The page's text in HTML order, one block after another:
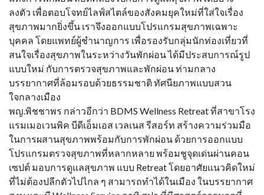
ลงตัว เพื่อตอบโจทย์ไลฟ์สไตล์ของสังคมยุคใหม่ที่ใส่ใจเรื่อง
สุขภาพมากยิ่งขึ้น เราจึงออกแบบโปรแกรมสุขภาพเฉพาะ
บุคคล โดยแพทย์ผู้ชำนาญการ เพื่อรองรับกลุ่มนักท่องเที่ยวที่
สนใจเรื่องสุขภาพในระหว่างวันพักผ่อน ได้มีประสบการณ์รูป
แบบใหม่ กับการตรวจสุขภาพและพักผ่อน ท่ามกลาง
บรรยากาศที่ล้อมรอบด้วยธรรมชาติ ทัศนียภาพแบบสวน
ใจกลางเมือง
พญ.พิชชาพร กล่าวอีกว่า BDMS Wellness Retreat ที่สาขาโรง
แรมเมอเวนพิค บีดีเอ็มเอส เวลเนส รีสอร์ท สร้างความร่วมมือ
ในการผสานสุขภาพพร้อมกับการพักผ่อน ด้วยการออกแบบ
โปรแกรมตรวจสุขภาพที่หลากหลาย พร้อมชูจุดเด่นผ่านคอน
เซปต์ มอบการดูแลสุขภาพ แบบ Retreat โดยอาศัยแนวคิดใหม่
ที่ไม่ต้องปลีกตัวไปไกล ๆ สามารถทำได้ในเมือง ในบรรยากาศ